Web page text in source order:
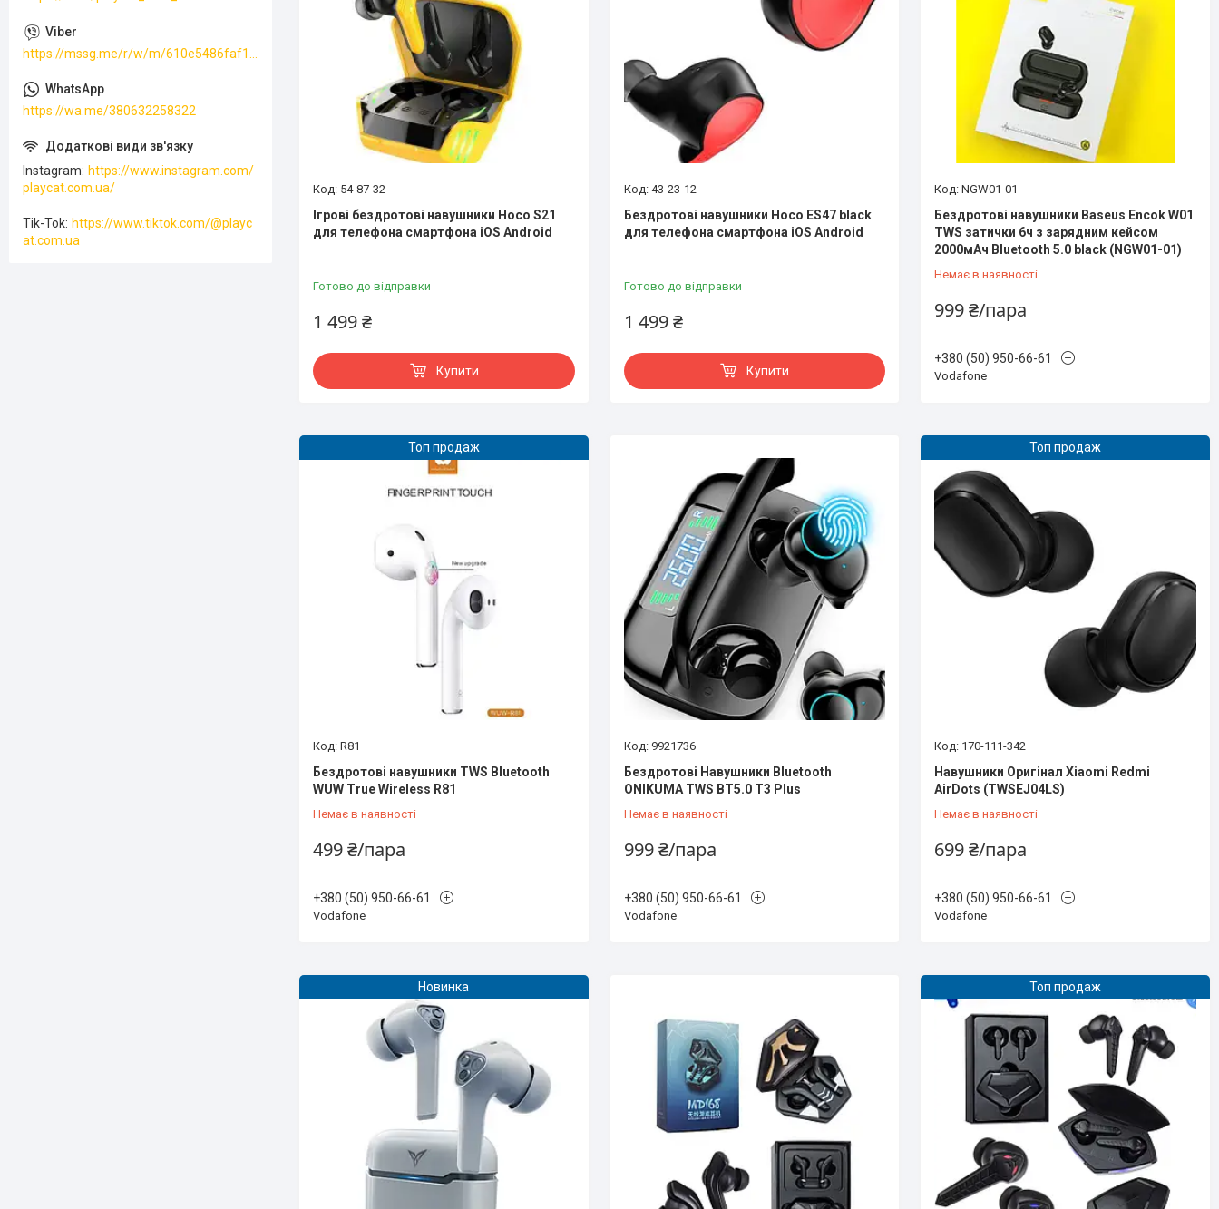
54-87-32
Ігрові бездротові навушники Hoco S21
для телефона смартфона iOS Android
Готово до відправки
1 499 ₴
Купити
43-23-12
Бездротові навушники Hoco ES47 black
для телефона смартфона iOS Android
Готово до відправки
1 499 ₴
Купити
NGW01-01
Бездротові навушники Baseus Encok W01
TWS затички 6ч з зарядним кейсом
2000мАч Bluetooth 5.0 black (NGW01-01)
Немає в наявності
999 ₴/пара
+380 (50) 950-66-61
Vodafone
Топ продаж
R81
Бездротові навушники TWS Bluetooth
WUW True Wireless R81
Немає в наявності
499 ₴/пара
+380 (50) 950-66-61
Vodafone
9921736
Бездротові Навушники Bluetooth
ONIKUMA TWS BT5.0 T3 Plus
Немає в наявності
999 ₴/пара
+380 (50) 950-66-61
Vodafone
Топ продаж
170-111-342
Навушники Оригінал Xiaomi Redmi
AirDots (TWSEJ04LS)
Немає в наявності
699 ₴/пара
+380 (50) 950-66-61
Vodafone
Новинка Топ продаж
https://mssg.me/r/w/m/610e5486faf13f001ffc23dc
https://wa.me/380632258322
Instagram
https://www.instagram.com/
playcat.com.ua/
Tik-Tok https://www.tiktok.com/@playc
at.com.ua